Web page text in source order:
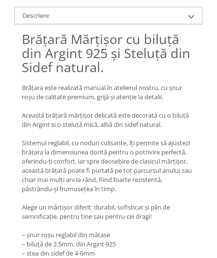
Lănțișoare cu Zodii
Lănțișoare cu Animale
Lănțișoare cu Molecule
Lănțișoare cu Pietre Naturale
Lănțișoare Argint Diverse
Coliere cu Perle Naturale
COLIERE ȘNUR REGLABIL
Coliere cu Cruce
Coliere cu Stea
Coliere cu Soare
Coliere cu Semilună
Coliere cu Flori
Coliere cu Animale
Coliere cu Molecule
Coliere Diverse
Descriere
Brățară Mărțișor cu biluță
din Argint 925 și Steluță din
Sidef natural.
Brățara este realizată manual în atelierul nostru, cu șnur
roșu de calitate premium, grijă și atenție la detalii.
Această brățară mărțișor delicată este decorată cu o biluță
din Argint și o steluță mică, albă din sidef natural.
Sistemul reglabil, cu noduri culisante, îți permite să ajustezi
brățara la dimensiunea dorită pentru o potrivire perfectă,
oferindu-ți confort, iar spre deosebire de clasicul mărțișor,
această brățară poate fi purtată pe tot parcursul anului sau
chiar mai mulți ani la rând, fiind foarte rezistentă,
păstrându-și frumusețea în timp.
Alege un mărțișor diferit: durabil, sofisticat și plin de
semnificație, pentru tine sau pentru cei dragi!
– șnur roșu reglabil din mătase
– biluță de 2.5mm, din Argint 925
– stea din sidef de 4-6mm